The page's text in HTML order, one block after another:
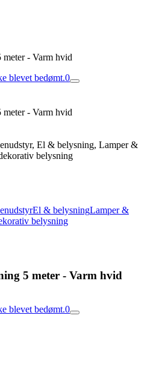
- Varm hvid
blevet bedømt.0
- Varm hvid
El & belysning, Lamper &
belysning
El & belysningLamper &
belysning
5 meter - Varm hvid
blevet bedømt.0